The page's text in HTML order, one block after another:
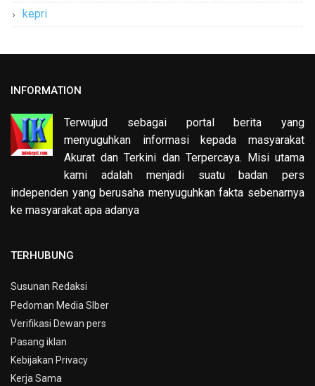
kepri
INFORMATION
Terwujud sebagai portal berita yang
menyuguhkan informasi kepada masyarakat
Akurat dan Terkini dan Terpercaya. Misi utama
kami adalah menjadi suatu badan pers
independen yang berusaha menyuguhkan fakta sebenarnya
ke masyarakat apa adanya
TERHUBUNG
Susunan Redaksi
Pedoman Media SIber
Verifikasi Dewan pers
Pasang iklan
Kebijakan Privacy
Kerja Sama